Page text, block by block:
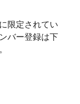
限定されてい
バー登録は下